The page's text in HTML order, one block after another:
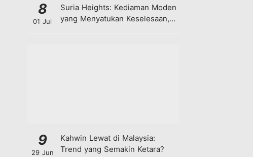
8
01 Jul
Suria Heights: Kediaman Moden
yang Menyatukan Keselesaan,
9
29 Jun
Kahwin Lewat di Malaysia:
Trend yang Semakin Ketara?